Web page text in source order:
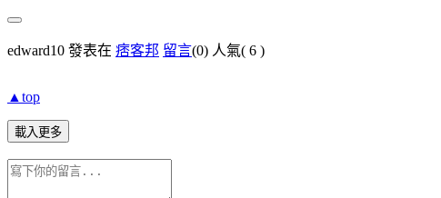
edward10 發表在 痞客邦 留言(0) 人氣( 6 )
▲top
載入更多